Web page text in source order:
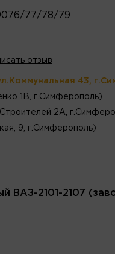
77/78/79
отзыв
43,
1В, г.Симферополь)
2А,
9, г.Симферополь)
ВАЗ-2101-2107